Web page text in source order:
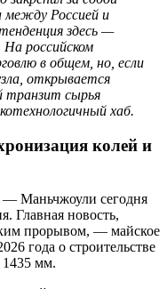
между Россией и
здесь —
российском
в общем, но, если
открывается
транзит сырья
хаб.
колей и
— Маньчжоули сегодня
Главная новость,
прорывом, — майское
года о строительстве
1435 мм.